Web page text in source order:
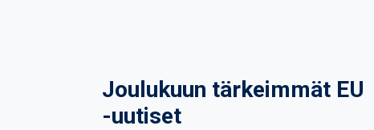
Joulukuun tärkeimmät EU
-uutiset